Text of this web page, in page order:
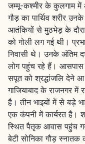
जम्मू-कश्मीर के कुलगाम
गौड़ का पार्थिव शरीर
आतंकियों से मुठभेड़ के
को गोली लग गई थी।
निवासी थे। उनके अंतिम
लोग पहुंच रहे हैं। आसपास
सपूत को श्रद्धांजलि देने आ
गाजियाबाद के राजनगर में
है। तीन भाइयों में से बड़े
एक कंपनी में कार्यरत है।
स्थित पैतृक आवास पहुंच
बेटी सोनिका गौड़ स्नातक